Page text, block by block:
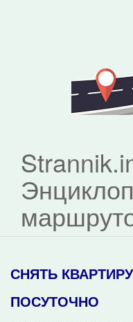
СНЯТЬ
ПОСУТОЧНО